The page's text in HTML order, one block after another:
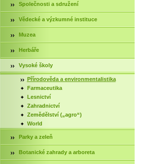
Společnosti a sdružení
Vědecké a výzkumné instituce
Muzea
Herbáře
Vysoké školy
Přírodověda a environmentalis­tika
Farmaceutika
Lesnictví
Zahradnictví
Zemědělství („agro“)
World
Parky a zeleň
Botanické zahrady a arboreta